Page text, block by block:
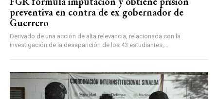
preventiva en contra de ex gobernador de
Guerrero
Derivado de una acción de alta relevancia, relacionada con la
investigación de la desaparición de los 43 estudiantes,...